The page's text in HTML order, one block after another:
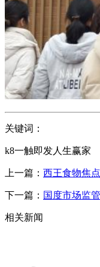
关键词：
k8一触即发人生赢家
上一篇： 西王食物焦
下一篇： 国度市场监
相关新闻